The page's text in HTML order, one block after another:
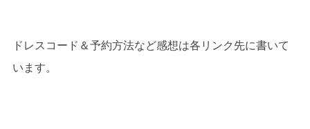
ドレスコード＆予約方法など感想は各リンク先に書いて
います。